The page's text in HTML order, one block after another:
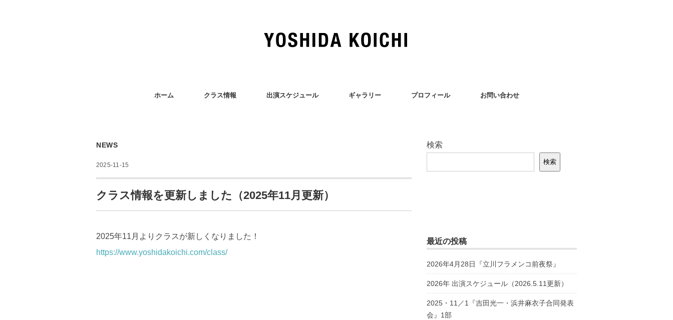
ホーム クラス情報 出演スケジュール ギャラリー プロフィール お問い合わせ
NEWS
2025-11-15
クラス情報を更新しました（2025年11月更新）
2025年11月よりクラスが新しくなりました！
https://www.yoshidakoichi.com/class/
検索
検索
最近の投稿
2026年4月28日『立川フラメンコ前夜祭』
2026年 出演スケジュール（2026.5.11更新）
2025・11／1『吉田光一・浜井麻衣子合同発表
会』1部